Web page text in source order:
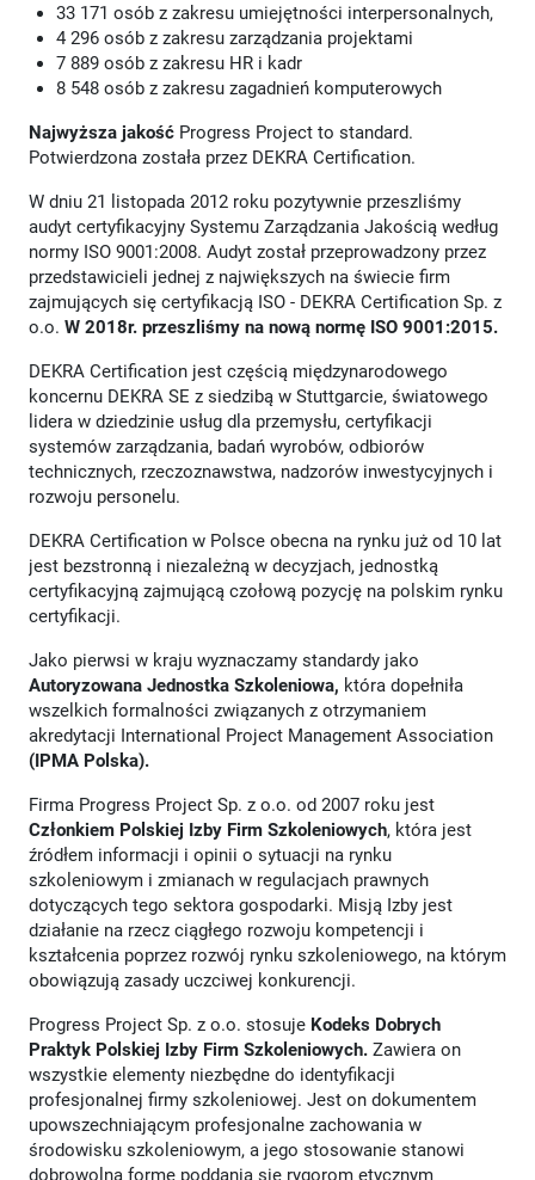
33 171 osób z zakresu umiejętności interpersonalnych,
4 296 osób z zakresu zarządzania projektami
7 889 osób z zakresu HR i kadr
8 548 osób z zakresu zagadnień komputerowych
Najwyższa jakość Progress Project to standard.
Potwierdzona została przez DEKRA Certification.
W dniu 21 listopada 2012 roku pozytywnie przeszliśmy
audyt certyfikacyjny Systemu Zarządzania Jakością według
normy ISO 9001:2008. Audyt został przeprowadzony przez
przedstawicieli jednej z największych na świecie firm
zajmujących się certyfikacją ISO - DEKRA Certification Sp. z
o.o. W 2018r. przeszliśmy na nową normę ISO 9001:2015.
DEKRA Certification jest częścią międzynarodowego
koncernu DEKRA SE z siedzibą w Stuttgarcie, światowego
lidera w dziedzinie usług dla przemysłu, certyfikacji
systemów zarządzania, badań wyrobów, odbiorów
technicznych, rzeczoznawstwa, nadzorów inwestycyjnych i
rozwoju personelu.
DEKRA Certification w Polsce obecna na rynku już od 10 lat
jest bezstronną i niezależną w decyzjach, jednostką
certyfikacyjną zajmującą czołową pozycję na polskim rynku
certyfikacji.
Jako pierwsi w kraju wyznaczamy standardy jako
Autoryzowana Jednostka Szkoleniowa, która dopełniła
wszelkich formalności związanych z otrzymaniem
akredytacji International Project Management Association
(IPMA Polska).
Firma Progress Project Sp. z o.o. od 2007 roku jest
Członkiem Polskiej Izby Firm Szkoleniowych, która jest
źródłem informacji i opinii o sytuacji na rynku
szkoleniowym i zmianach w regulacjach prawnych
dotyczących tego sektora gospodarki. Misją Izby jest
działanie na rzecz ciągłego rozwoju kompetencji i
kształcenia poprzez rozwój rynku szkoleniowego, na którym
obowiązują zasady uczciwej konkurencji.
Progress Project Sp. z o.o. stosuje Kodeks Dobrych
Praktyk Polskiej Izby Firm Szkoleniowych. Zawiera on
wszystkie elementy niezbędne do identyfikacji
profesjonalnej firmy szkoleniowej. Jest on dokumentem
upowszechniającym profesjonalne zachowania w
środowisku szkoleniowym, a jego stosowanie stanowi
dobrowolną formę poddania się rygorom etycznym